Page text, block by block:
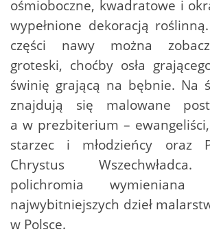
ośmioboczne, kwadratowe i
wypełnione dekoracją
części nawy można
groteski, choćby osła
świnię grającą na bębnie. Na
znajdują się malowane
a w prezbiterium –
starzec i młodzieńcy oraz
Chrystus Wszechwładca.
polichromia
najwybitniejszych dzieł
w Polsce.